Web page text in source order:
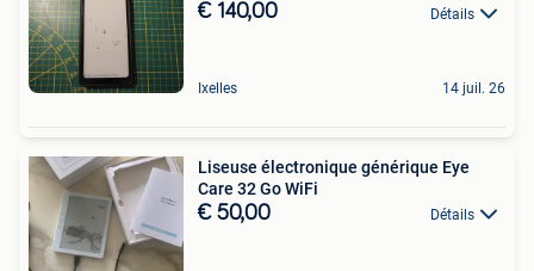
€ 140,00 Détails
Ixelles 14 juil. 26
Liseuse électronique générique Eye
Care 32 Go WiFi
€ 50,00 Détails